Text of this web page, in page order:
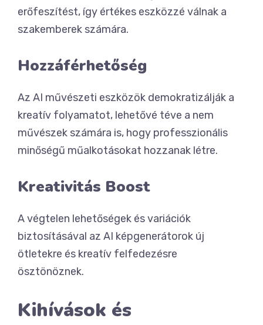
erőfeszítést, így értékes eszközzé válnak a
szakemberek számára.
Hozzáférhetőség
Az AI művészeti eszközök demokratizálják a
kreatív folyamatot, lehetővé téve a nem
művészek számára is, hogy professzionális
minőségű műalkotásokat hozzanak létre.
Kreativitás Boost
A végtelen lehetőségek és variációk
biztosításával az AI képgenerátorok új
ötletekre és kreatív felfedezésre
ösztönöznek.
Kihívások és